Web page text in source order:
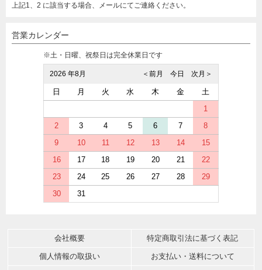
上記1、2 に該当する場合、メールにてご連絡ください。
営業カレンダー
※土・日曜、祝祭日は完全休業日です
2026 年8月 次月＞
今日
＜前月
日 月 火 水 木 金
土
1
2
3 4 5 6 7
8
9
10 11 12 13 14
15
16
17 18 19 20 21
22
23
24 25 26 27 28
29
30
31
会社概要 特定商取引法に基づく表記
個人情報の取扱い お支払い・送料について